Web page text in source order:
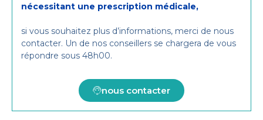
nécessitant une prescription médicale,
si vous souhaitez plus d’informations, merci de nous
contacter. Un de nos conseillers se chargera de vous
répondre sous 48h00.
nous contacter